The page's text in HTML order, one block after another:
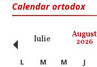
Calendar ortodox
Iulie August
2026
‹ L M M J